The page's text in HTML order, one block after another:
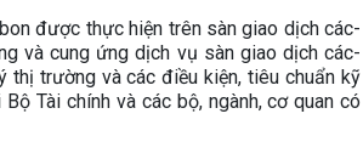
được thực hiện trên sàn giao dịch các-
và cung ứng dịch vụ sàn giao dịch các-
trường và các điều kiện, tiêu chuẩn kỹ
Tài chính và các bộ, ngành, cơ quan có